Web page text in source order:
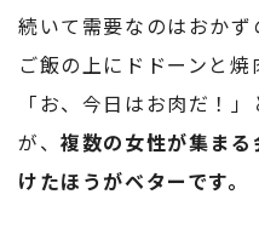
続いて需要なのはおかず
ご飯の上にドドーンと
「お、今日はお肉だ！
が、複数の女性が集ま
けたほうがベターです。